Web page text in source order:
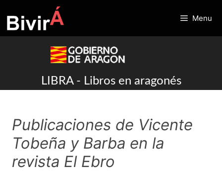
to
content
Menu
LIBRA - Libros en aragonés
Publicaciones de Vicente
Tobeña y Barba en la
revista El Ebro